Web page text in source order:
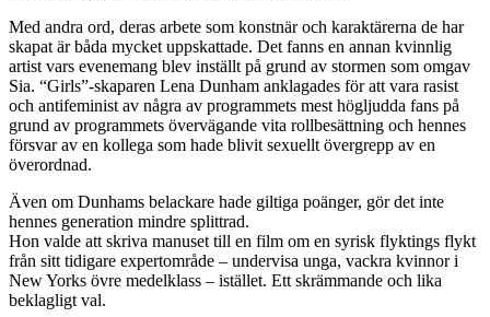
Med andra ord, deras arbete som konstnär och karaktärerna de har
skapat är båda mycket uppskattade. Det fanns en annan kvinnlig
artist vars evenemang blev inställt på grund av stormen som omgav
Sia. “Girls”-skaparen Lena Dunham anklagades för att vara rasist
och antifeminist av några av programmets mest högljudda fans på
grund av programmets övervägande vita rollbesättning och hennes
försvar av en kollega som hade blivit sexuellt övergrepp av en
överordnad.
Även om Dunhams belackare hade giltiga poänger, gör det inte
hennes generation mindre splittrad.
Hon valde att skriva manuset till en film om en syrisk flyktings flykt
från sitt tidigare expertområde – undervisa unga, vackra kvinnor i
New Yorks övre medelklass – istället. Ett skrämmande och lika
beklagligt val.